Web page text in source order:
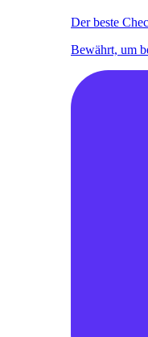
Der beste
Bewährt, um